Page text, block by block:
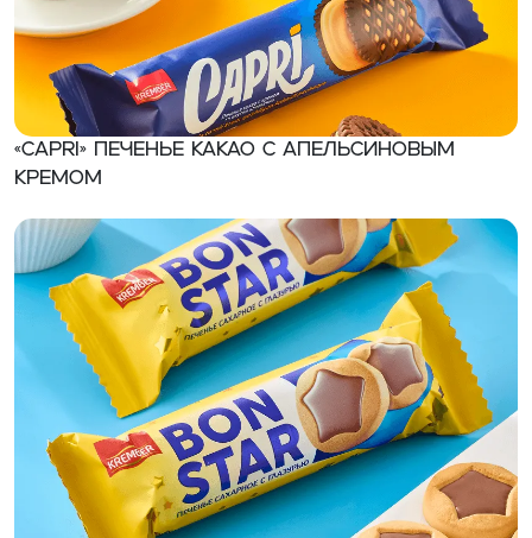
«CAPRI» Печенье какао с апельсиновым
кремом